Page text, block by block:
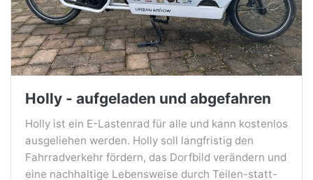
Holly - aufgeladen und abgefahren
Holly ist ein E-Lastenrad für alle und kann kostenlos
ausgeliehen werden. Holly soll langfristig den
Fahrradverkehr fördern, das Dorfbild verändern und
eine nachhaltige Lebensweise durch Teilen-statt-